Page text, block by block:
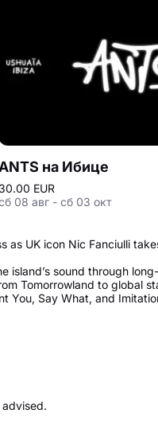
на Ибице
30.00 EUR
08 авг - сб 03 окт
as UK icon Nic Fanciulli
island’s sound through
Tomorrowland to global
You, Say What, and